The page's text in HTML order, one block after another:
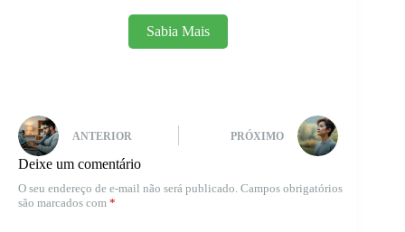
Sabia Mais
ANTERIOR PRÓXIMO
Deixe um comentário
O seu endereço de e-mail não será publicado. Campos obrigatórios
são marcados com *